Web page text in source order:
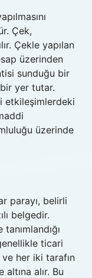
Çek,
Çekle yapılan
üzerinden
sunduğu bir
yer tutar.
etkileşimlerdeki
üzerinde
parayı, belirli
belgedir.
ticari
ve her iki tarafın
alır. Bu